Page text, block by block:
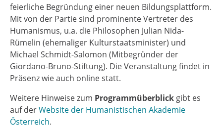
feierliche Begründung einer neuen Bildungsplattform.
Mit von der Partie sind prominente Vertreter des
Humanismus, u.a. die Philosophen Julian Nida-
Rümelin (ehemaliger Kulturstaatsminister) und
Michael Schmidt-Salomon (Mitbegründer der
Giordano-Bruno-Stiftung). Die Veranstaltung findet in
Präsenz wie auch online statt.
Weitere Hinweise zum Programmüberblick gibt es
auf derWebsite der Humanistischen Akademie
Österreich.